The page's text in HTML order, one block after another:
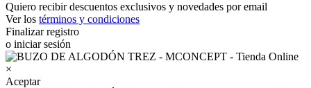
Quiero recibir descuentos exclusivos y novedades por email
Ver los términos y condiciones
Finalizar registro
o iniciar sesión
×
Aceptar